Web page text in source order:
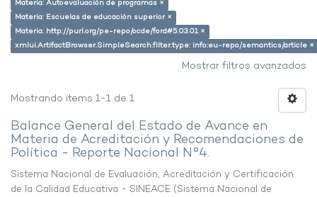
Materia: Autoevaluación de programas ×
Materia: Escuelas de educación superior ×
Materia: http://purl.org/pe-repo/ocde/ford#5.03.01 ×
xmlui.ArtifactBrowser.SimpleSearch.filter.type: info:eu-repo/semantics/article ×
Mostrar filtros avanzados
Mostrando ítems 1-1 de 1
Balance General del Estado de Avance en
Materia de Acreditación y Recomendaciones de
Política - Reporte Nacional N°4.
Sistema Nacional de Evaluación, Acreditación y Certificación
de la Calidad Educativa - SINEACE (Sistema Nacional de